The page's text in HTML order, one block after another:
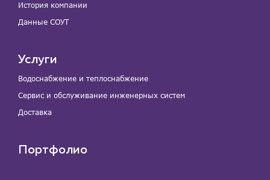
История компании
Данные СОУТ
Услуги
Водоснабжение и теплоснабжение
Сервис и обслуживание инженерных систем
Доставка
Портфолио